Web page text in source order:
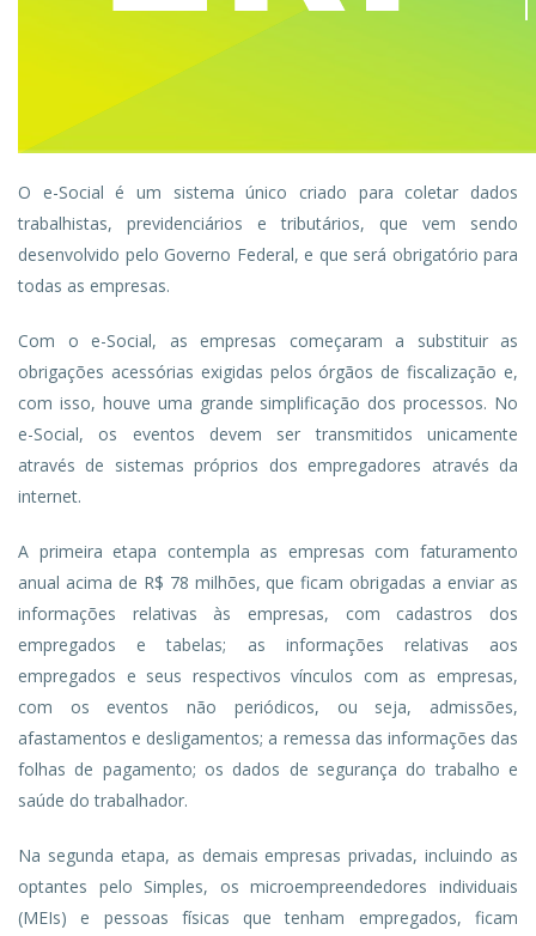
O e-Social é um sistema único criado para coletar dados
trabalhistas, previdenciários e tributários, que vem sendo
desenvolvido pelo Governo Federal, e que será obrigatório para
todas as empresas.
Com o e-Social, as empresas começaram a substituir as
obrigações acessórias exigidas pelos órgãos de fiscalização e,
com isso, houve uma grande simplificação dos processos. No
e-Social, os eventos devem ser transmitidos unicamente
através de sistemas próprios dos empregadores através da
internet.
A primeira etapa contempla as empresas com faturamento
anual acima de R$ 78 milhões, que ficam obrigadas a enviar as
informações relativas às empresas, com cadastros dos
empregados e tabelas; as informações relativas aos
empregados e seus respectivos vínculos com as empresas,
com os eventos não periódicos, ou seja, admissões,
afastamentos e desligamentos; a remessa das informações das
folhas de pagamento; os dados de segurança do trabalho e
saúde do trabalhador.
Na segunda etapa, as demais empresas privadas, incluindo as
optantes pelo Simples, os microempreendedores individuais
(MEIs) e pessoas físicas que tenham empregados, ficam